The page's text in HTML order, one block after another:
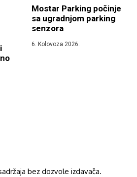
Mostar Parking počinje
sa ugradnjom parking
senzora
6. Kolovoza 2026.
bez dozvole izdavača.